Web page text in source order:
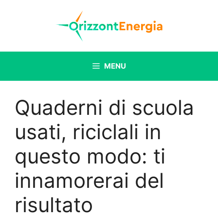
MENU
Quaderni di scuola
usati, riciclali in
questo modo: ti
innamorerai del
risultato